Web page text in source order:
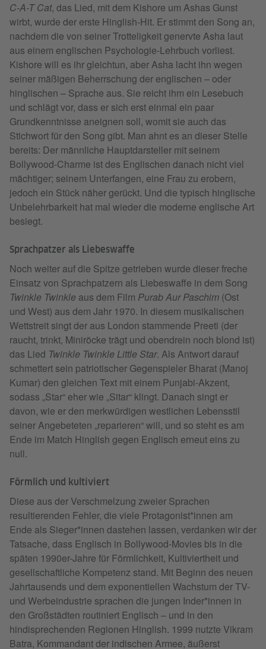
C-A-T Cat, das Lied, mit dem Kishore um Ashas Gunst
wirbt, wurde der erste Hinglish-Hit. Er stimmt den Song an,
nachdem die von seiner Trotteligkeit genervte Asha laut
aus einem englischen Psychologie‑Lehrbuch vorliest.
Kishore will es ihr gleichtun, aber Asha lacht ihn wegen
seiner mäßigen Beherrschung der englischen – oder
hinglischen – Sprache aus. Sie reicht ihm ein Lesebuch
und schlägt vor, dass er sich erst einmal ein paar
Grundkenntnisse aneignen soll, womit sie auch das
Stichwort für den Song gibt. Man ahnt es an dieser Stelle
bereits: Der männliche Hauptdarsteller mit seinem
Bollywood-Charme ist des Englischen danach nicht viel
mächtiger; seinem Unterfangen, eine Frau zu erobern,
jedoch ein Stück näher gerückt. Und die typisch hinglische
Unbelehrbarkeit hat mal wieder die moderne englische Art
besiegt.
Sprachpatzer als Liebeswaffe
Noch weiter auf die Spitze getrieben wurde dieser freche
Einsatz von Sprachpatzern als Liebeswaffe in dem Song
Twinkle Twinkle aus dem Film Purab Aur Paschim (Ost
und West) aus dem Jahr 1970. In diesem musikalischen
Wettstreit singt der aus London stammende Preeti (der
raucht, trinkt, Miniröcke trägt und obendrein noch blond ist)
das Lied Twinkle Twinkle Little Star. Als Antwort darauf
schmettert sein patriotischer Gegenspieler Bharat (Manoj
Kumar) den gleichen Text mit einem Punjabi-Akzent,
sodass „Star“ eher wie „Sitar“ klingt. Danach singt er
davon, wie er den merkwürdigen westlichen Lebensstil
seiner Angebeteten „reparieren“ will, und so steht es am
Ende im Match Hinglish gegen Englisch erneut eins zu
null.
Förmlich und kultiviert
Diese aus der Verschmelzung zweier Sprachen
resultierenden Fehler, die viele Protagonist*innen am
Ende als Sieger*innen dastehen lassen, verdanken wir der
Tatsache, dass Englisch in Bollywood-Movies bis in die
späten 1990er-Jahre für Förmlichkeit, Kultiviertheit und
gesellschaftliche Kompetenz stand. Mit Beginn des neuen
Jahrtausends und dem exponentiellen Wachstum der TV-
und Werbeindustrie sprachen die jungen Inder*innen in
den Großstädten routiniert Englisch – und in den
hindisprechenden Regionen Hinglish. 1999 nutzte Vikram
Batra, Kommandant der indischen Armee, äußerst